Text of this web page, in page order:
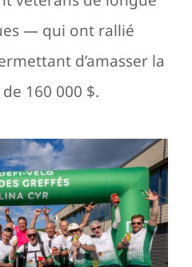
— qui ont rallié
d’amasser la
160 000 $.